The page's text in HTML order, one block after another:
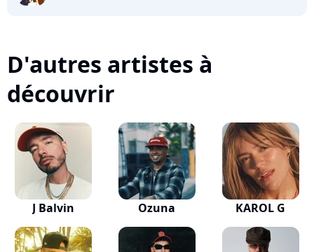
D'autres artistes à
découvrir
J Balvin Ozuna KAROL G